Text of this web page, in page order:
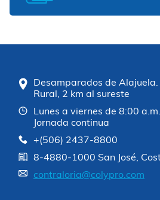
Desamparados de
Rural, 2 km al sureste
Lunes a viernes de 8:00
Jornada continua
+(506) 2437-8800
8-4880-1000 San José,
contraloria@colypro.com